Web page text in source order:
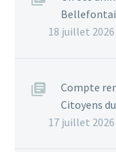
18 juillet 2026
Compte
Citoyens
17 juillet 2026